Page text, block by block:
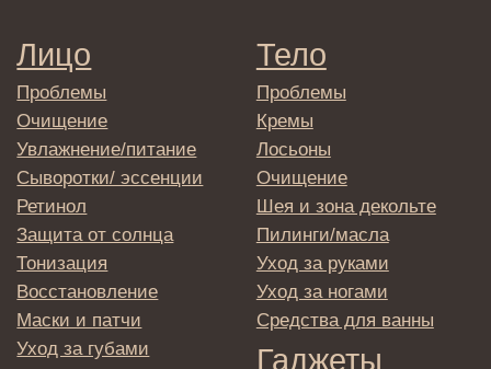
Согласие на обработку
персональных данных
Политика
конфиденциальности
Договор оферта
Реквизиты и контакты
Подписаться
E-mail
→
Отправляя адрес электронной почты
вы соглашаетесь с политикой в отношении
обработки персональных данных